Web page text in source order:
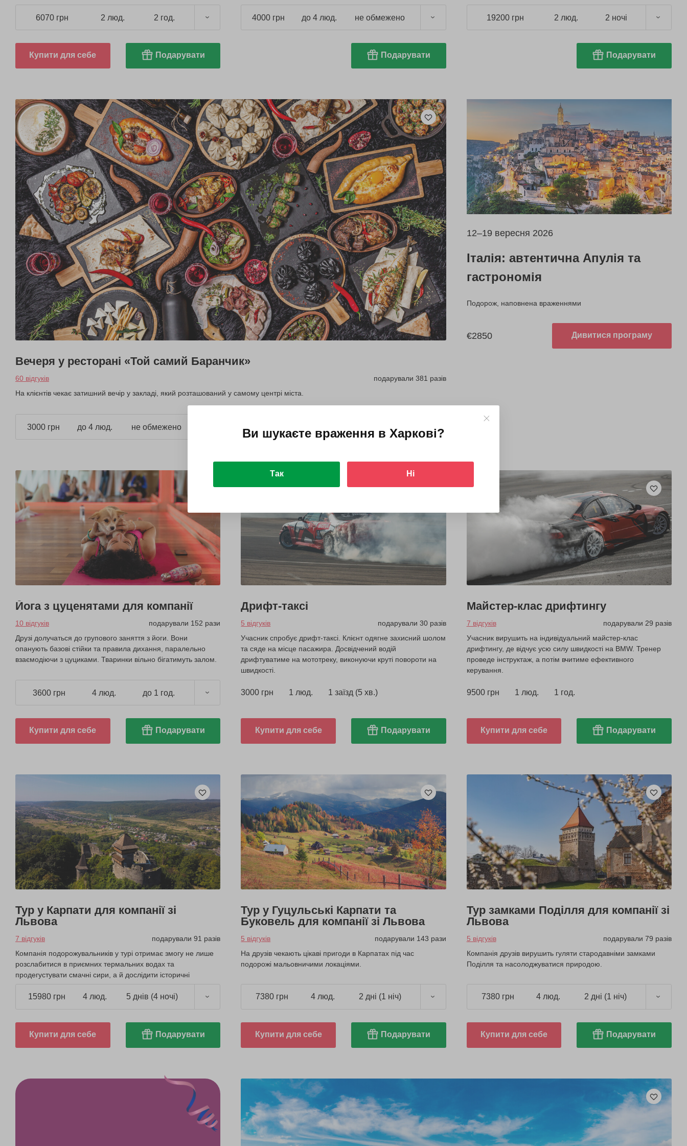
6070 грн 2 люд. 2 год.
Купити для себе Подарувати
4000 грн до 4 люд. не обмежено
Подарувати
19200 грн 2 люд. 2 ночі
Подарувати
Вечеря у ресторані «Той самий Баранчик»
60 відгуків
подарували 381 разів
На клієнтів чекає затишний вечір у закладі, який розташований у самому центрі міста.
3000 грн до 4 люд. не обмежено
12–19 вересня 2026
Італія: автентична Апулія та
гастрономія
Подорож, наповнена враженнями
€2850 Дивитися програму
Йога з цуценятами для компанії
10 відгуків
подарували 152 рази
Друзі долучаться до групового заняття з йоги. Вони
опанують базові стійки та правила дихання, паралельно
взаємодіючи з цуциками. Тваринки вільно бігатимуть залом.
3600 грн 4 люд. до 1 год.
Купити для себе Подарувати
Дрифт-таксі
5 відгуків
подарували 30 разів
Учасник спробує дрифт-таксі. Клієнт одягне захисний шолом
та сяде на місце пасажира. Досвідчений водій
дрифтуватиме на мототреку, виконуючи круті повороти на
швидкості.
3000 грн 1 люд. 1 заїзд (5 хв.)
Купити для себе Подарувати
Майстер-клас дрифтингу
7 відгуків
подарували 29 разів
Учасник вирушить на індивідуальний майстер-клас
дрифтингу, де відчує усю силу швидкості на BMW. Тренер
проведе інструктаж, а потім вчитиме ефективного
керування.
9500 грн 1 люд. 1 год.
Купити для себе Подарувати
Тур у Карпати для компанії зі
Львова
7 відгуків
подарували 91 разів
Компанія подорожувальників у турі отримає змогу не лише
розслабитися в приємних термальних водах та
продегустувати смачні сири, а й дослідити історичні
15980 грн 4 люд. 5 днів (4 ночі)
Купити для себе Подарувати
Тур у Гуцульські Карпати та
Буковель для компанії зі Львова
5 відгуків
подарували 143 рази
На друзів чекають цікаві пригоди в Карпатах під час
подорожі мальовничими локаціями.
7380 грн 4 люд. 2 дні (1 ніч)
Купити для себе Подарувати
Тур замками Поділля для компанії зі
Львова
5 відгуків
подарували 79 разів
Компанія друзів вирушить гуляти стародавніми замками
Поділля та насолоджуватися природою.
7380 грн 4 люд. 2 дні (1 ніч)
Купити для себе Подарувати
Ви шукаєте враження в Харкові?
Так Ні